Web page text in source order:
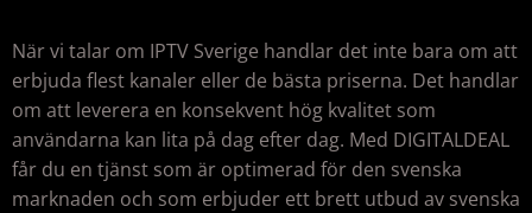
När vi talar om IPTV Sverige handlar det inte bara om att
erbjuda flest kanaler eller de bästa priserna. Det handlar
om att leverera en konsekvent hög kvalitet som
användarna kan lita på dag efter dag. Med DIGITALDEAL
får du en tjänst som är optimerad för den svenska
marknaden och som erbjuder ett brett utbud av svenska